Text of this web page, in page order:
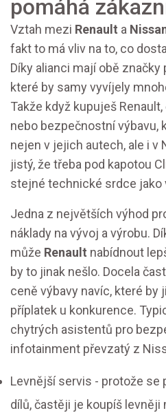
pomáhá
Vztah mezi Renault a
fakt to má vliv na to, co
Díky alianci mají obě
které by samy vyvíjely
Takže když kupuješ
nebo bezpečnostní výbavu,
nejen v jejich autech, ale i v
jistý, že třeba pod kapotou
stejné technické srdce jako
Jedna z největších výhod
náklady na vývoj a výrobu.
může Renault nabídnout
by to jinak nešlo. Docela
ceně výbavy navíc, které by
příplatek u konkurence.
chytrých asistentů pro
infotainment převzatý z
Levnější servis - protože se
dílů, častěji je koupíš